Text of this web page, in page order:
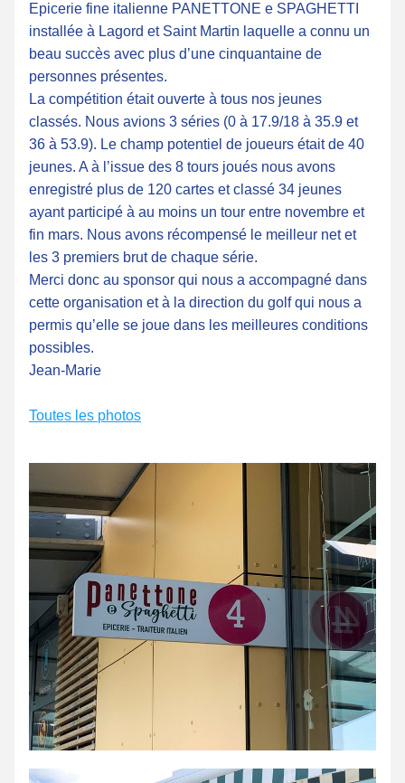
Epicerie fine italienne PANETTONE e SPAGHETTI
installée à Lagord et Saint Martin laquelle a connu un
beau succès avec plus d’une cinquantaine de
personnes présentes.
La compétition était ouverte à tous nos jeunes
classés. Nous avions 3 séries (0 à 17.9/18 à 35.9 et
36 à 53.9). Le champ potentiel de joueurs était de 40
jeunes. A à l’issue des 8 tours joués nous avons
enregistré plus de 120 cartes et classé 34 jeunes
ayant participé à au moins un tour entre novembre et
fin mars. Nous avons récompensé le meilleur net et
les 3 premiers brut de chaque série.
Merci donc au sponsor qui nous a accompagné dans
cette organisation et à la direction du golf qui nous a
permis qu’elle se joue dans les meilleures conditions
possibles.
Jean-Marie
Toutes les photos